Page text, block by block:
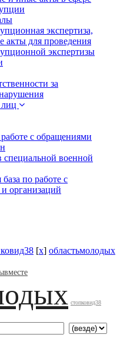
экспертиза,
акты для проведения
экспертизы
за
с обращениями
специальной военной
по работе с
организаций
[x] областьмолодых
стопковид38